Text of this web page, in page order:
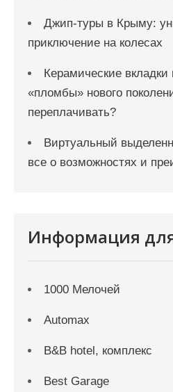
Джип-туры в Крыму:
приключение на колесах
Керамические вкладки
«пломбы» нового
переплачивать?
Виртуальный
все о возможностях и
Информация
1000 Мелочей
Automax
B&B hotel, комплекс
Best Garage